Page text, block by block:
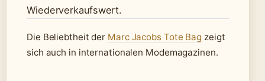
Wiederverkaufswert.
Die Beliebtheit der Marc Jacobs Tote Bag zeigt
sich auch in internationalen Modemagazinen.